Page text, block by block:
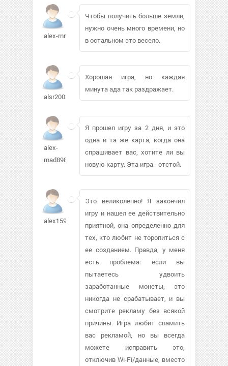
alex-rnr
Чтобы получить больше земли,
нужно очень много времени, но
в остальном это весело.
alsr2003
Хорошая игра, но каждая
минута ада так раздражает.
alex-
mad89829
Я прошел игру за 2 дня, и это
одна и та же карта, когда она
спрашивает вас, хотите ли вы
новую карту. Эта игра - отстой.
alex15911
Это великолепно! Я закончил
игру и нашел ее действительно
приятной, она определенно для
тех, кто любит не торопиться с
ее созданием. Правда, у меня
есть проблема: если вы
пытаетесь удвоить
заработанные монеты, это
никогда не срабатывает, и вы
смотрите рекламу без всякой
причины. Игра любит спамить
вас рекламой, но вы всегда
можете исправить это,
отключив Wi-Fi/данные, вместо